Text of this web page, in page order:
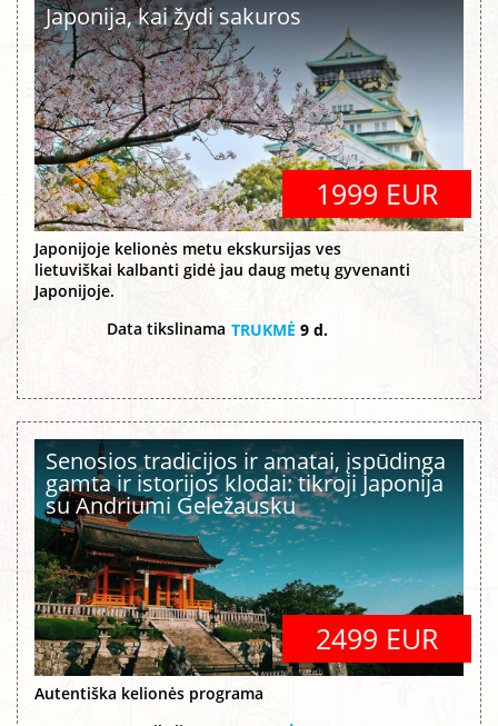
Japonija, kai žydi sakuros
1999 EUR
Japonijoje kelionės metu ekskursijas ves
lietuviškai kalbanti gidė jau daug metų gyvenanti
Japonijoje.
Data tikslinama TRUKMĖ 9 d.
Senosios tradicijos ir amatai, įspūdinga
gamta ir istorijos klodai: tikroji Japonija
su Andriumi Geležausku
2499 EUR
Autentiška kelionės programa